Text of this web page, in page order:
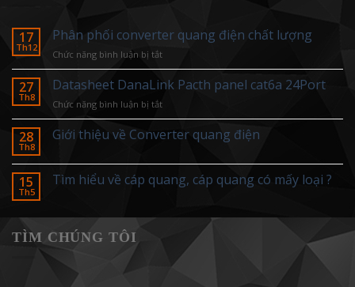
17
Th12
Phân phối converter quang điện chất lượng
Chức năng bình luận bị tắtở
Phân
phối
quang
điện
chất
27
Th8
Datasheet DanaLink Pacth panel cat6a 24Port
Chức năng bình luận bị tắtở
Datasheet
DanaLink
24Port
28
Th8
Giới thiệu về Converter quang điện
15
Th5
Tìm hiểu về cáp quang, cáp quang có mấy loại ?
TÌM CHÚNG TÔI